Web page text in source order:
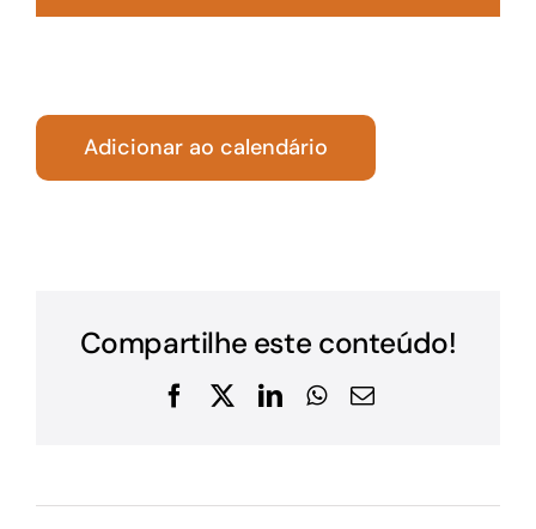
Adicionar ao calendário
Compartilhe este conteúdo!
Facebook
X LinkedInWhatsApp
E-